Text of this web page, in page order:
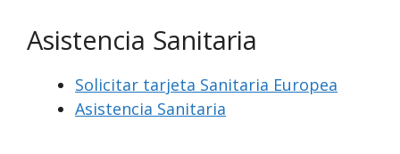
Asistencia Sanitaria
Solicitar tarjeta Sanitaria Europea
Asistencia Sanitaria